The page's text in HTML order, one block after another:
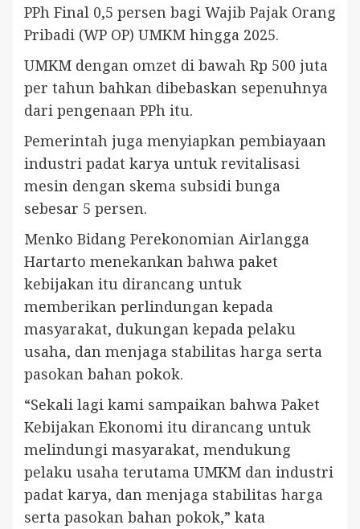
PPh Final 0,5 persen bagi Wajib Pajak Orang
Pribadi (WP OP) UMKM hingga 2025.
UMKM dengan omzet di bawah Rp 500 juta
per tahun bahkan dibebaskan sepenuhnya
dari pengenaan PPh itu.
Pemerintah juga menyiapkan pembiayaan
industri padat karya untuk revitalisasi
mesin dengan skema subsidi bunga
sebesar 5 persen.
Menko Bidang Perekonomian Airlangga
Hartarto menekankan bahwa paket
kebijakan itu dirancang untuk
memberikan perlindungan kepada
masyarakat, dukungan kepada pelaku
usaha, dan menjaga stabilitas harga serta
pasokan bahan pokok.
“Sekali lagi kami sampaikan bahwa Paket
Kebijakan Ekonomi itu dirancang untuk
melindungi masyarakat, mendukung
pelaku usaha terutama UMKM dan industri
padat karya, dan menjaga stabilitas harga
serta pasokan bahan pokok,” kata